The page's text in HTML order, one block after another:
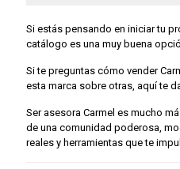
Si estás pensando en iniciar tu
catálogo es una muy buena
Si te preguntas cómo vender
esta marca sobre otras, aquí te
Ser asesora Carmel es mucho
de una comunidad poderosa,
reales y herramientas que te